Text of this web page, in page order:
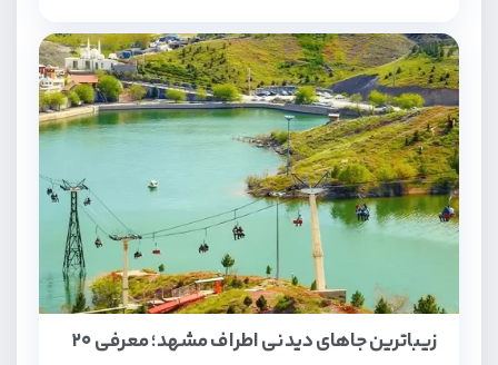
زیباترین جاهای دیدنی اطراف مشهد؛ معرفی ۲۰